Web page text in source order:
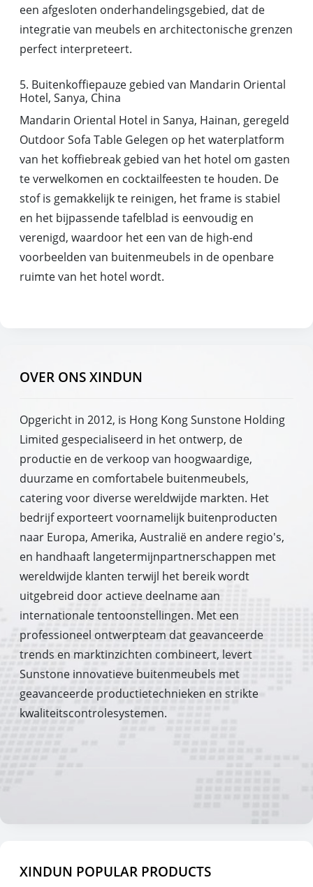
een afgesloten onderhandelingsgebied, dat de
integratie van meubels en architectonische grenzen
perfect interpreteert.
5. Buitenkoffiepauze gebied van Mandarin Oriental
Hotel, Sanya, China
Mandarin Oriental Hotel in Sanya, Hainan, geregeld
Outdoor Sofa Table Gelegen op het waterplatform
van het koffiebreak gebied van het hotel om gasten
te verwelkomen en cocktailfeesten te houden. De
stof is gemakkelijk te reinigen, het frame is stabiel
en het bijpassende tafelblad is eenvoudig en
verenigd, waardoor het een van de high-end
voorbeelden van buitenmeubels in de openbare
ruimte van het hotel wordt.
OVER ONS XINDUN
Opgericht in 2012, is Hong Kong Sunstone Holding
Limited gespecialiseerd in het ontwerp, de
productie en de verkoop van hoogwaardige,
duurzame en comfortabele buitenmeubels,
catering voor diverse wereldwijde markten. Het
bedrijf exporteert voornamelijk buitenproducten
naar Europa, Amerika, Australië en andere regio's,
en handhaaft langetermijnpartnerschappen met
wereldwijde klanten terwijl het bereik wordt
uitgebreid door actieve deelname aan
internationale tentoonstellingen. Met een
professioneel ontwerpteam dat geavanceerde
trends en marktinzichten combineert, levert
Sunstone innovatieve buitenmeubels met
geavanceerde productietechnieken en strikte
kwaliteitscontrolesystemen.
XINDUN POPULAR PRODUCTS